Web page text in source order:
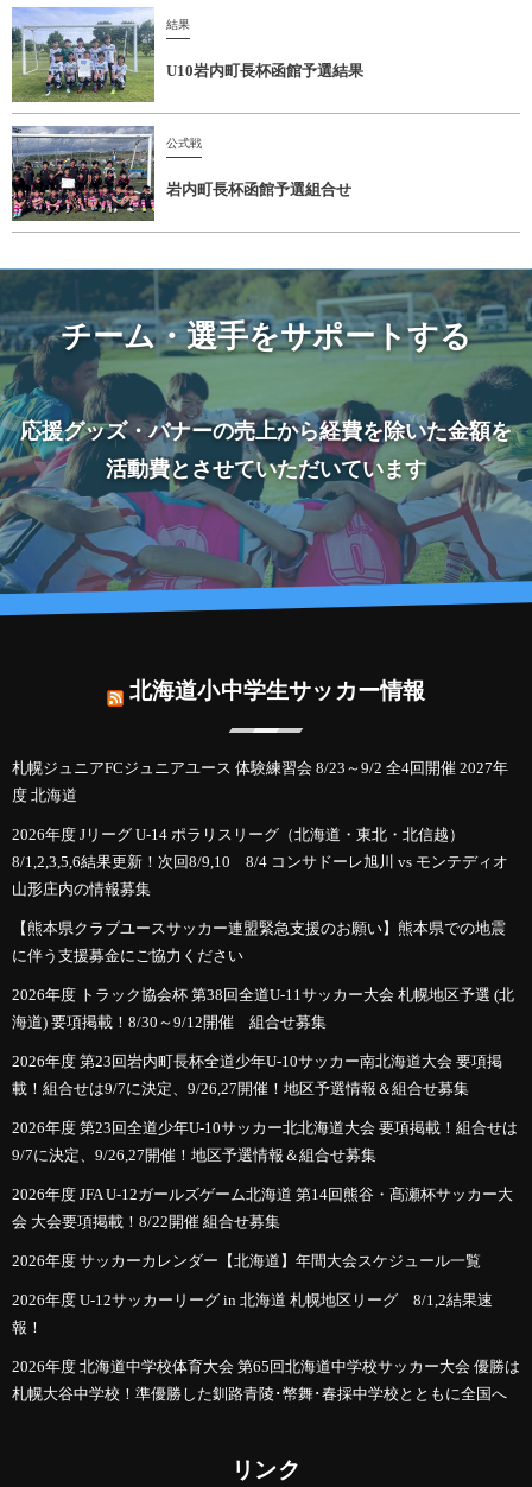
結果
U10岩内町長杯函館予選結果
公式戦
岩内町長杯函館予選組合せ
チーム・選手をサポートする
応援グッズ・バナーの売上から経費を除いた金額を
活動費とさせていただいています
北海道小中学生サッカー情報
札幌ジュニアFCジュニアユース 体験練習会 8/23～9/2 全4回開催 2027年
度 北海道
2026年度 Jリーグ U-14 ポラリスリーグ（北海道・東北・北信越）
8/1,2,3,5,6結果更新！次回8/9,10 8/4 コンサドーレ旭川 vs モンテディオ
山形庄内の情報募集
【熊本県クラブユースサッカー連盟緊急支援のお願い】熊本県での地震
に伴う支援募金にご協力ください
2026年度 トラック協会杯 第38回全道U-11サッカー大会 札幌地区予選 (北
海道) 要項掲載！8/30～9/12開催 組合せ募集
2026年度 第23回岩内町長杯全道少年U-10サッカー南北海道大会 要項掲
載！組合せは9/7に決定、9/26,27開催！地区予選情報＆組合せ募集
2026年度 第23回全道少年U-10サッカー北北海道大会 要項掲載！組合せは
9/7に決定、9/26,27開催！地区予選情報＆組合せ募集
2026年度 JFA U-12ガールズゲーム北海道 第14回熊谷・髙瀬杯サッカー大
会 大会要項掲載！8/22開催 組合せ募集
2026年度 サッカーカレンダー【北海道】年間大会スケジュール一覧
2026年度 U-12サッカーリーグ in 北海道 札幌地区リーグ 8/1,2結果速
報！
2026年度 北海道中学校体育大会 第65回北海道中学校サッカー大会 優勝は
札幌大谷中学校！準優勝した釧路青陵･幣舞･春採中学校とともに全国へ
リンク